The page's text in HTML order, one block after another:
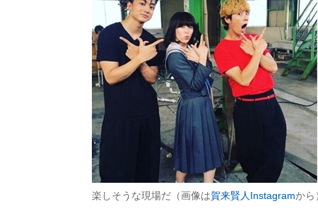
楽しそうな現場だ（画像は賀来賢人Instagramから